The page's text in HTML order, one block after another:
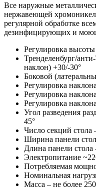
Все наружные
нержавеющей
регулярной обработке
дезинфицирующих и
Регулировка
Тренделенбург/
наклон) +30/-30°
Боковой
Регулировка
Регулировка
Регулировка
Угол разведения
45°
Число секций стола
Ширина панели
Длина панели
Электропитание
Потребляемая
Номинальная
Масса – не более